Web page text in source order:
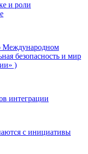
и роли
безопасность и мир
)
интеграции
с инициативы